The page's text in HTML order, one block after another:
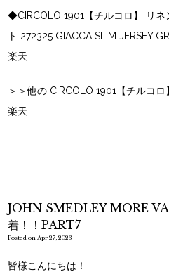
◆CIRCOLO 1901【チルコロ】 リネ
ト 272325 GIACCA SLIM JERSEY
楽天
＞＞他の CIRCOLO 1901【チルコ
楽天
JOHN SMEDLEY MORE
着！！PART7
Posted on Apr 27, 2023
皆様こんにちは！